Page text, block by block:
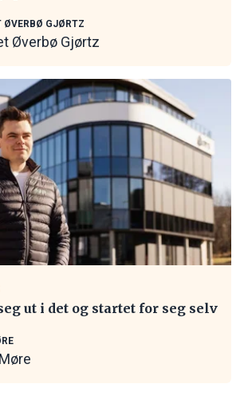
ØVERBØ GJØRTZ
Øverbø Gjørtz
ut i det og startet for seg selv